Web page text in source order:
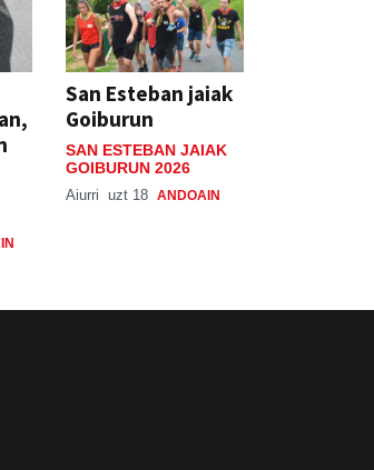
San Esteban jaiak
Goiburun
SAN ESTEBAN JAIAK
GOIBURUN 2026
Aiurri uzt 18 ANDOAIN